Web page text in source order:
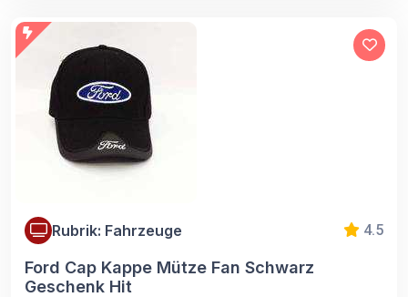
Rubrik: Fahrzeuge 4.5
Ford Cap Kappe Mütze Fan Schwarz
Geschenk Hit